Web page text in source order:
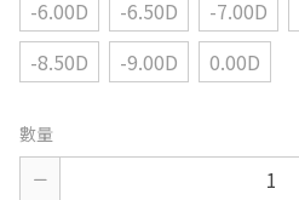
-6.00D
-6.50D -7.00D
-8.50D
-9.00D 0.00D
數量